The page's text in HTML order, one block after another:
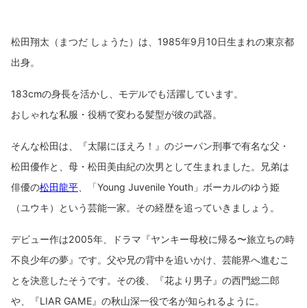
【映画原作】『オーバー・フェンス』（2016年）
年）
【テレビドラマ原作】『花より男子』（2005年）
【テレビドラマ原作】『ある愛の詩』（2006年）
（2006年）
【テレビドラマ原作】『女帝』（2007年）
【テレビドラマ原作】『天璋院篤姫』（2008年）
【テレビドラマ原作】『名探偵の掟』（2009年）
【テレビドラマ原作】『ディアスポリス ー異邦警察
ー』（2016年）
【テレビドラマ原作】『西郷どん！』（2018年）
【テレビドラマ原作】『花のち晴れ〜花男 Next
Season〜 』（2019年）
松田翔太（まつだ しょうた）は、1985年9月10日生まれの東京都
出身。
183cmの身長を活かし、モデルでも活躍しています。
おしゃれな私服・役柄で変わる髪型が彼の武器。
そんな松田は、『太陽にほえろ！』のジーパン刑事で有名な父・
松田優作と、母・松田美由紀の次男として生まれました。兄弟は
俳優の松田龍平 、「Young Juvenile Youth」ボーカルのゆう姫
（ユウキ）という芸能一家。その経歴を追っていきましょう。
デビュー作は2005年、ドラマ『ヤンキー母校に帰る〜旅立ちの時
不良少年の夢』です。父や兄の背中を追いかけ、芸能界へ進むこ
とを決意したそうです。その後、『花より男子』の西門総二郎
や、『LIAR GAME』の秋山深一役で名が知られるように。